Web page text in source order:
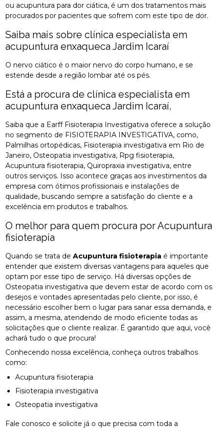
ou acupuntura para dor ciática, é um dos tratamentos mais
procurados por pacientes que sofrem com este tipo de dor.
Saiba mais sobre clínica especialista em
acupuntura enxaqueca Jardim Icaraí
O nervo ciático é o maior nervo do corpo humano, e se
estende desde a região lombar até os pés.
Está a procura de clínica especialista em
acupuntura enxaqueca Jardim Icaraí,
Saiba que a Earff Fisioterapia Investigativa oferece a solução
no segmento de FISIOTERAPIA INVESTIGATIVA, como,
Palmilhas ortopédicas, Fisioterapia investigativa em Rio de
Janeiro, Osteopatia investigativa, Rpg fisioterapia,
Acupuntura fisioterapia, Quiropraxia investigativa, entre
outros serviços. Isso acontece graças aos investimentos da
empresa com ótimos profissionais e instalações de
qualidade, buscando sempre a satisfação do cliente e a
excelência em produtos e trabalhos.
O melhor para quem procura por Acupuntura
fisioterapia
Quando se trata deAcupuntura fisioterapia é importante
entender que existem diversas vantagens para aqueles que
optam por esse tipo de serviço. Há diversas opções de
Osteopatia investigativa que devem estar de acordo com os
desejos e vontades apresentadas pelo cliente, por isso, é
necessário escolher bem o lugar para sanar essa demanda, e
assim, a mesma, atendendo de modo eficiente todas as
solicitações que o cliente realizar. É garantido que aqui, você
achará tudo o que procura!
Conhecendo nossa excelência, conheça outros trabalhos
como:
Acupuntura fisioterapia
Fisioterapia investigativa
Osteopatia investigativa
Fale conosco e solicite já o que precisa com toda a